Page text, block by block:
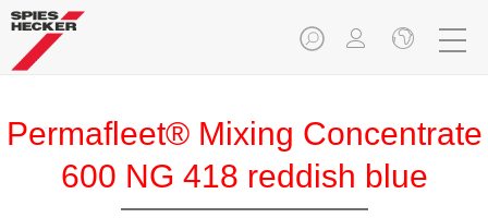
Permafleet® Mixing Concentrate
600 NG 418 reddish blue